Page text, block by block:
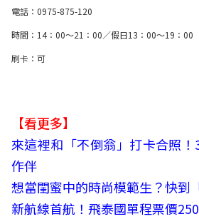
電話：0975-875-120
時間：14：00～21：00／假日13：00～19：00
刷卡：可
【看更多】
來這裡和「不倒翁」打卡合照
作伴
想當閨蜜中的時尚模範生？快到
新航線首航！飛泰國單程票價